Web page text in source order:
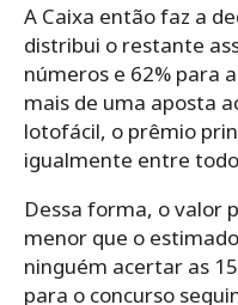
A Caixa então faz a
distribui o restante
números e 62% para
mais de uma aposta
lotofácil, o prêmio
igualmente entre
Dessa forma, o valor
menor que o
ninguém acertar as
para o concurso